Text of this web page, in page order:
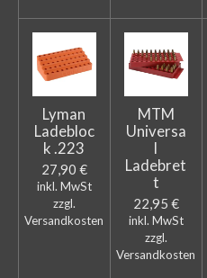
Lyman
Ladebloc
k .223
27,90 €
inkl. MwSt
zzgl.
Versandkosten
MTM
Universa
l
Ladebret
t
22,95 €
inkl. MwSt
zzgl.
Versandkosten